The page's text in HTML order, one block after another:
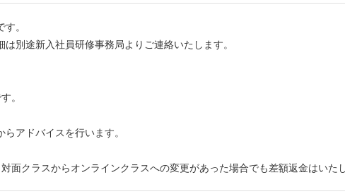
。
は別途新入社員研修事務局よりご連絡いたします。
。
アドバイスを行います。
面クラスからオンラインクラスへの変更があった場合でも差額返金はいた